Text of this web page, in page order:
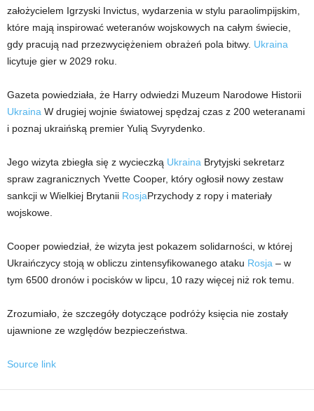
założycielem Igrzyski Invictus, wydarzenia w stylu paraolimpijskim,
które mają inspirować weteranów wojskowych na całym świecie,
gdy pracują nad przezwyciężeniem obrażeń pola bitwy. Ukraina
licytuje gier w 2029 roku.
Gazeta powiedziała, że ​​Harry odwiedzi Muzeum Narodowe Historii
Ukraina W drugiej wojnie światowej spędzaj czas z 200 weteranami
i poznaj ukraińską premier Yulią Svyrydenko.
Jego wizyta zbiegła się z wycieczką Ukraina Brytyjski sekretarz
spraw zagranicznych Yvette Cooper, który ogłosił nowy zestaw
sankcji w Wielkiej Brytanii RosjaPrzychody z ropy i materiały
wojskowe.
Cooper powiedział, że wizyta jest pokazem solidarności, w której
Ukraińczycy stoją w obliczu zintensyfikowanego ataku Rosja – w
tym 6500 dronów i pocisków w lipcu, 10 razy więcej niż rok temu.
Zrozumiało, że szczegóły dotyczące podróży księcia nie zostały
ujawnione ze względów bezpieczeństwa.
Source link